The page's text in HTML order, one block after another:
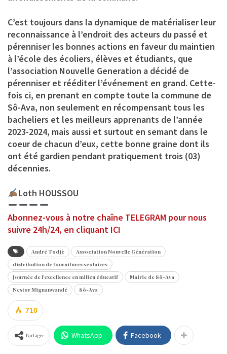
C’est toujours dans la dynamique de matérialiser leur
reconnaissance à l’endroit des acteurs du passé et
pérenniser les bonnes actions en faveur du maintien
à l’école des écoliers, élèves et étudiants, que
l’association Nouvelle Generation a décidé de
pérenniser et rééditer l’événement en grand. Cette-
fois ci, en prenant en compte toute la commune de
Sô-Ava, non seulement en récompensant tous les
bacheliers et les meilleurs apprenants de l’année
2023-2024, mais aussi et surtout en semant dans le
coeur de chacun d’eux, cette bonne graine dont ils
ont été gardien pendant pratiquement trois (03)
décennies.
Loth HOUSSOU
Abonnez-vous à notre chaîne TELEGRAM pour nous
suivre 24h/24, en cliquant ICI
André Todjè
Association Nouvelle Génération
distribution de fournitures scolaires
Journée de l'excellence en milieu éducatif
Mairie de Sô-Ava
Nestor Mignanwandé
Sô-Ava
710
Partager WhatsApp Facebook